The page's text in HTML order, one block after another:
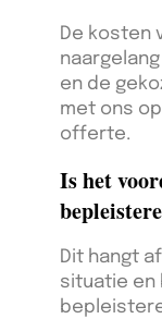
De kosten
en de
met ons
offerte.
Is het
Dit hangt
situatie en